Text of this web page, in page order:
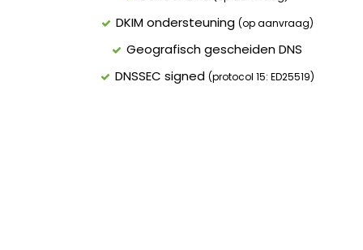
DKIM ondersteuning (op aanvraag)
Geografisch gescheiden DNS
DNSSEC signed (protocol 15: ED25519)